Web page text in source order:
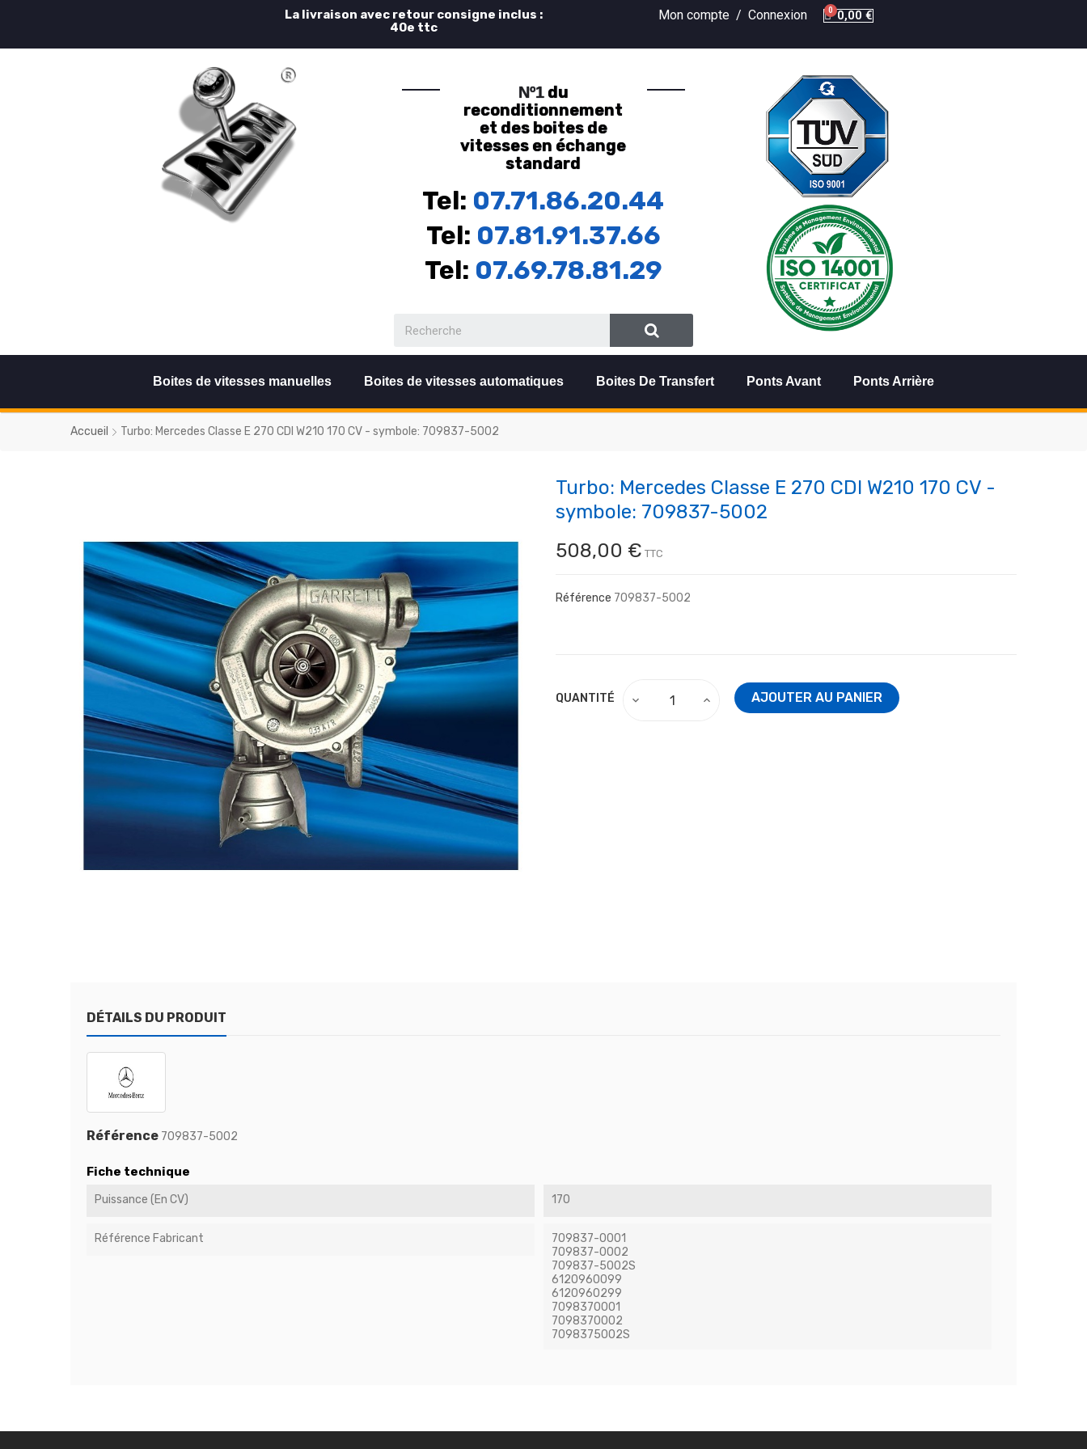
La livraison avec retour consigne inclus :
40e ttc
Mon compte / Connexion 0,00 €
Nº1du
reconditionnement
et des boites de
vitesses en échange
standard
Tel: 07.71.86.20.44
Tel: 07.81.91.37.66
Tel: 07.69.78.81.29
Boites de vitesses manuelles Boites de vitesses automatiques Boites De Transfert Ponts Avant Ponts Arrière
Accueil Turbo: Mercedes Classe E 270 CDI W210 170 CV - symbole: 709837-5002
Turbo: Mercedes Classe E 270 CDI W210 170 CV -
symbole: 709837-5002
508,00 € TTC
Référence 709837-5002
QUANTITÉ AJOUTER AU PANIER
DÉTAILS DU PRODUIT
Référence 709837-5002
Fiche technique
Puissance (en CV) 170
Référence Fabricant
709837-0001
709837-0002
709837-5002S
6120960099
6120960299
7098370001
7098370002
7098375002S